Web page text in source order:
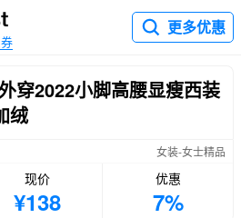
更多优惠
穿2022小脚高腰显瘦西装
绒
女装-女士精品
现价
¥138
优惠
7%